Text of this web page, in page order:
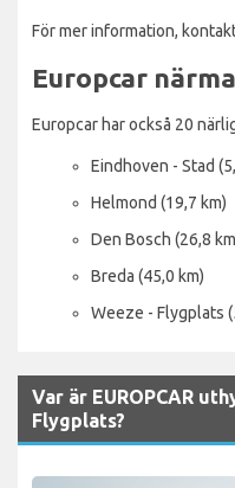
För mer information,
Europcar
Europcar har också 20
Eindhoven - Stad
Helmond (19,7 km)
Den Bosch (26,8
Breda (45,0 km)
Weeze - Flygplats
Var är EUROPCAR
Flygplats?